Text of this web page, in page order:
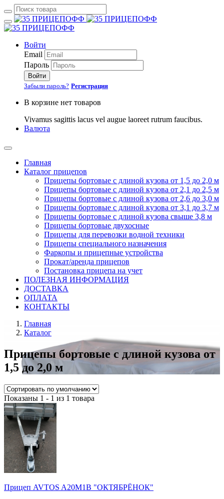
Войти
Email
Пароль
Войти
Забыли пароль? Регистрация
В корзине нет товаров
Vivamus sagittis lacus vel augue laoreet rutrum faucibus.
Валюта
Главная
Каталог прицепов
Прицепы бортовые с длиной кузова от 1,5 до 2,0 м
Прицепы бортовые с длиной кузова от 2,1 до 2,5 м
Прицепы бортовые с длиной кузова от 2,6 до 3,0 м
Прицепы бортовые с длиной кузова от 3,1 до 3,7 м
Прицепы бортовые с длиной кузова свыше 3,8 м
Прицепы бортовые двухосные
Прицепы для перевозки водной техники
Прицепы специального назначения
Фаркопы и прицепные устройства
Прокат/аренда прицепов
Постановка прицепа на учет
ПОЛЕЗНАЯ ИНФОРМАЦИЯ
ДОСТАВКА
ОПЛАТА
КОНТАКТЫ
Главная
Каталог
Прицепы бортовые с длиной кузова от
1,5 до 2,0 м
Показаны 1 - 1 из 1 товара
Прицеп AVTOS A20М1B "ОКТЯБРЁНОК"